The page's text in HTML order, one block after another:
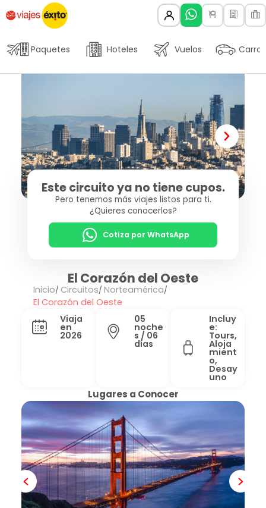
Paquetes Hoteles Vuelos Carros
Este circuito ya no tiene cupos.
Pero tenemos más viajes listos para ti.
¿Quieres conocerlos?
Cotiza por WhatsApp
El Corazón del Oeste
Inicio Circuitos Norteamérica
El Corazón del Oeste
Viaja
en
2026
05
noche
s / 06
días
Incluy
e:
Tours,
Aloja
mient
o,
Desay
uno
Lugares a Conocer